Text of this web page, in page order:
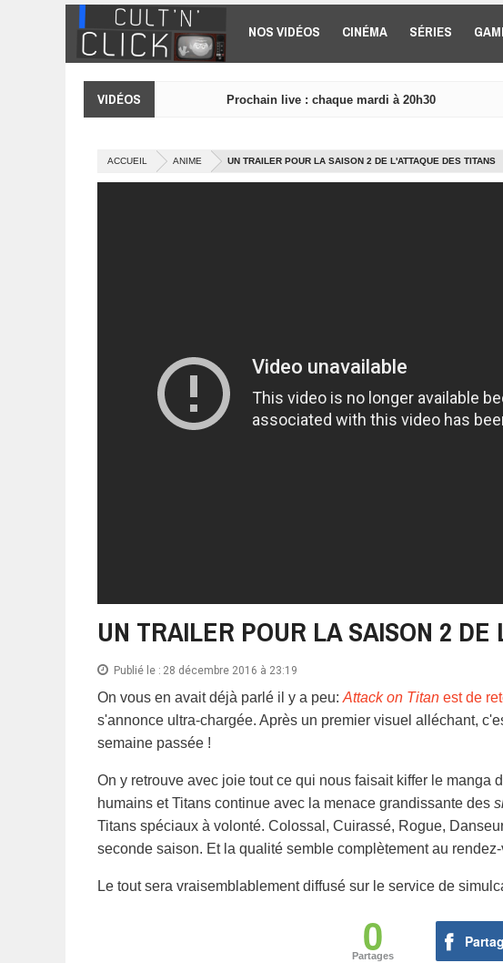
Aller au contenu principal
NOS VIDÉOS CINÉMA SÉRIES
VIDÉOS Prochain live : chaque mardi à 20h30
ACCUEIL ANIME UN TRAILER POUR LA SAISON 2 DE L'ATTAQUE DES TITANS
UN TRAILER POUR LA SAISON 2
Publié le : 28 décembre 2016 à 23:19
On vous en avait déjà parlé il y a peu: Attack on Titan est de
s'annonce ultra-chargée. Après un premier visuel alléchant,
semaine passée !
On y retrouve avec joie tout ce qui nous faisait kiffer le manga
humains et Titans continue avec la menace grandissante des
Titans spéciaux à volonté. Colossal, Cuirassé, Rogue,
seconde saison. Et la qualité semble complètement au
Le tout sera vraisemblablement diffusé sur le service de
0
Partages